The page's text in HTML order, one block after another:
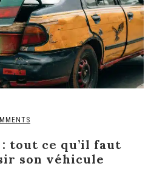
tout ce qu’il faut
son véhicule